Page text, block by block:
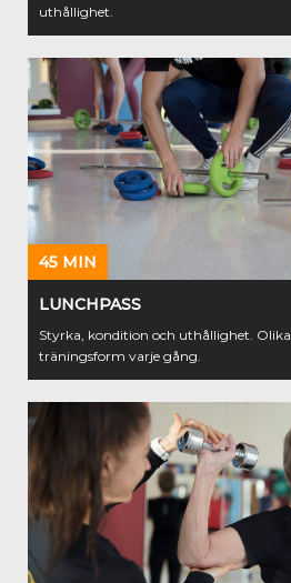
uthållighet.
45 MIN
LUNCHPASS
Styrka, kondition och uthållighet. Olika
träningsform varje gång.